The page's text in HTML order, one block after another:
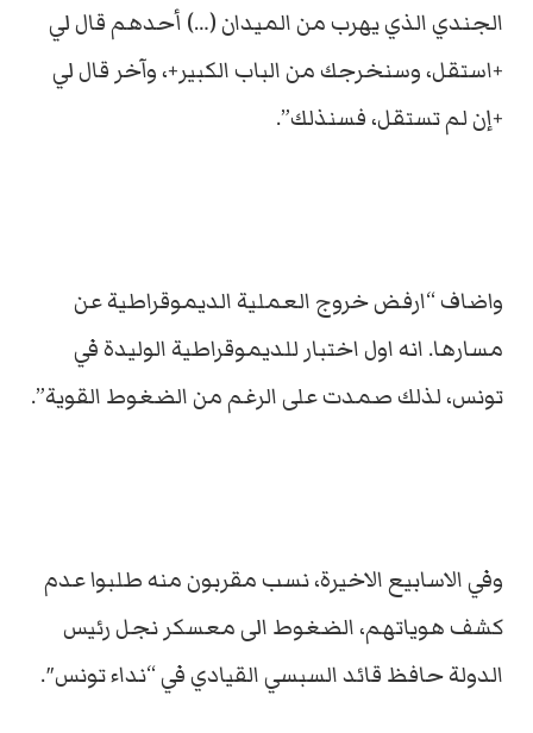
الجندي الذي يهرب من الميدان (…) أحدهم قال لي
+استقل، وسنخرجك من الباب الكبير+، وآخر قال لي
+إن لم تستقل، فسنذلك”.
واضاف “ارفض خروج العملية الديموقراطية عن
مسارها. انه اول اختبار للديموقراطية الوليدة في
تونس، لذلك صمدت على الرغم من الضغوط القوية”.
وفي الاسابيع الاخيرة، نسب مقربون منه طلبوا عدم
كشف هوياتهم، الضغوط الى معسكر نجل رئيس
الدولة حافظ قائد السبسي القيادي في “نداء تونس″.